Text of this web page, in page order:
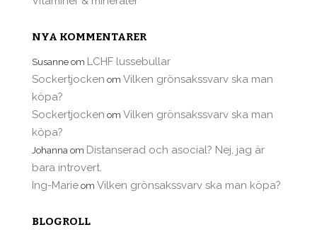
NYA KOMMENTARER
Susanne om LCHF lussebullar
Sockertjocken om Vilken grönsakssvarv ska man
köpa?
Sockertjocken om Vilken grönsakssvarv ska man
köpa?
Johanna om Distanserad och asocial? Nej, jag är
bara introvert.
Ing-Marie om Vilken grönsakssvarv ska man köpa?
BLOGROLL